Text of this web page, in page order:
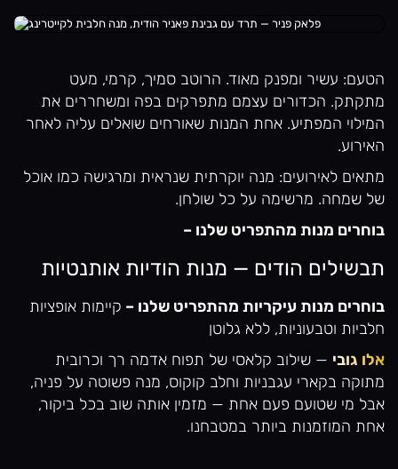
הטעם: עשיר ומפנק מאוד. הרוטב סמיך, קרמי, מעט
מתקתק. הכדורים עצמם מתפרקים בפה ומשחררים את
המילוי המפתיע. אחת המנות שאורחים שואלים עליה לאחר
האירוע.
מתאים לאירועים: מנה יוקרתית שנראית ומרגישה כמו אוכל
של שמחה. מרשימה על כל שולחן.
בוחרים מנות מהתפריט שלנו –
תבשילים הודים — מנות הודיות אותנטיות
בוחרים מנות עיקריות מהתפריט שלנו – קיימות אופציות
חלביות וטבעוניות, ללא גלוטן
אלו גובי — שילוב קלאסי של תפוח אדמה רך וכרובית
מתוקה בקארי עגבניות וחלב קוקוס, מנה פשוטה על פניה,
אבל מי שטועם פעם אחת — מזמין אותה שוב בכל ביקור,
אחת המוזמנות ביותר במטבחנו.